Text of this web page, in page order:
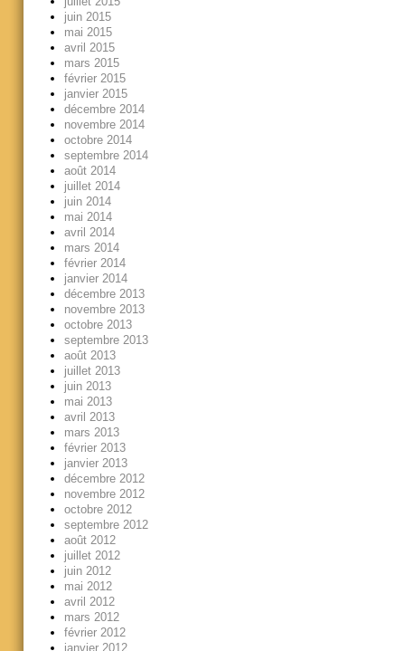
juin 2015
mai 2015
avril 2015
mars 2015
février 2015
janvier 2015
décembre 2014
novembre 2014
octobre 2014
septembre 2014
août 2014
juillet 2014
juin 2014
mai 2014
avril 2014
mars 2014
février 2014
janvier 2014
décembre 2013
novembre 2013
octobre 2013
septembre 2013
août 2013
juillet 2013
juin 2013
mai 2013
avril 2013
mars 2013
février 2013
janvier 2013
décembre 2012
novembre 2012
octobre 2012
septembre 2012
août 2012
juillet 2012
juin 2012
mai 2012
avril 2012
mars 2012
février 2012
janvier 2012